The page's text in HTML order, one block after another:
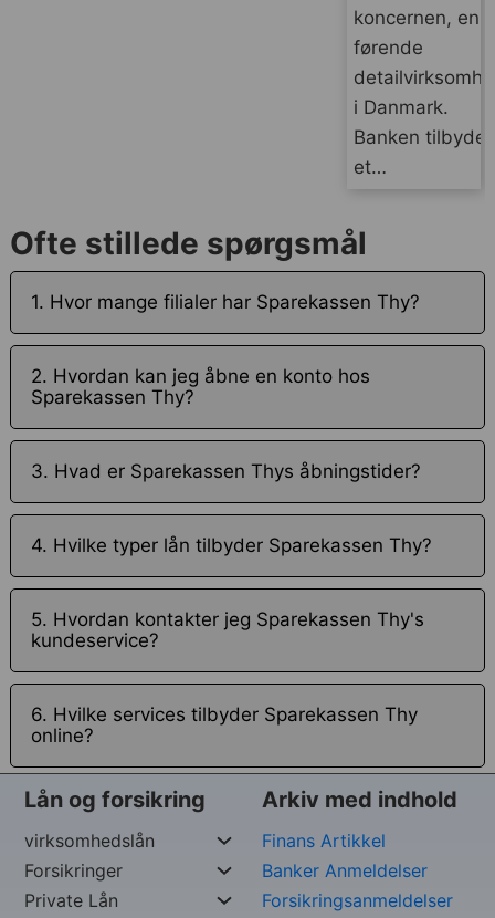
koncernen, en
førende
i Danmark.
Banken tilbyder
et…
Ofte stillede spørgsmål
1. Hvor mange filialer har Sparekassen Thy?
2. Hvordan kan jeg åbne en konto hos
Sparekassen Thy?
3. Hvad er Sparekassen Thys åbningstider?
4. Hvilke typer lån tilbyder Sparekassen Thy?
5. Hvordan kontakter jeg Sparekassen Thy's
kundeservice?
6. Hvilke services tilbyder Sparekassen Thy
online?
Lån og forsikring
virksomhedslån
Forsikringer
Private Lån
Arkiv med indhold
Finans Artikkel
Banker Anmeldelser
Forsikringsanmeldelser